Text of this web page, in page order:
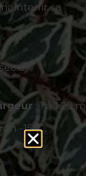
sa
à
: 1 à 1.20 m
-15°C.